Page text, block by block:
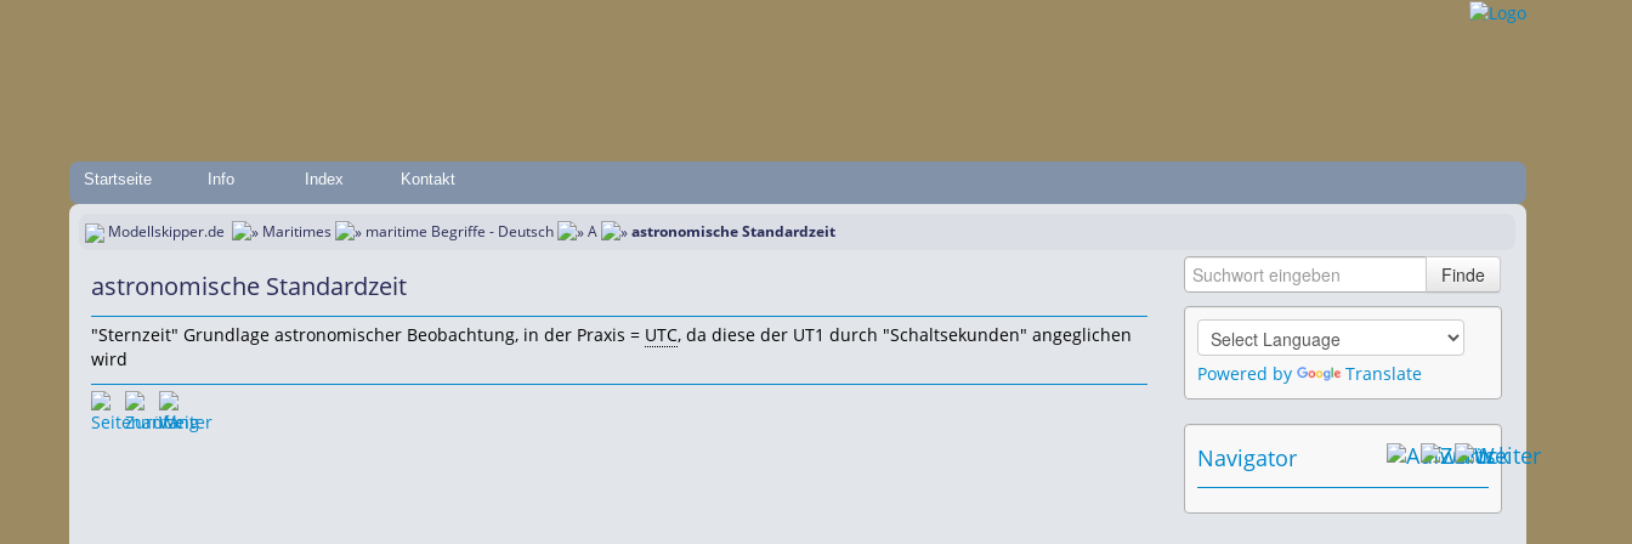
Startseite Info Index Kontakt
Modellskipper.de Maritimes maritime Begriffe - Deutsch A astronomische Standardzeit
astronomische Standardzeit
"Sternzeit" Grundlage astronomischer Beobachtung, in der Praxis = UTC, da diese der UT1 durch "Schaltsekunden" angeglichen
wird
Powered by Translate
Navigator